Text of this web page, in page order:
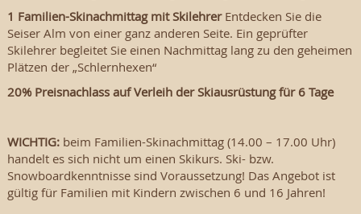
1 Familien-Skinachmittag mit Skilehrer Entdecken Sie die
Seiser Alm von einer ganz anderen Seite. Ein geprüfter
Skilehrer begleitet Sie einen Nachmittag lang zu den geheimen
Plätzen der „Schlernhexen“
20% Preisnachlass auf Verleih der Skiausrüstung für 6 Tage
WICHTIG:beim Familien-Skinachmittag (14.00 – 17.00 Uhr)
handelt es sich nicht um einen Skikurs. Ski- bzw.
Snowboardkenntnisse sind Voraussetzung! Das Angebot ist
gültig für Familien mit Kindern zwischen 6 und 16 Jahren!